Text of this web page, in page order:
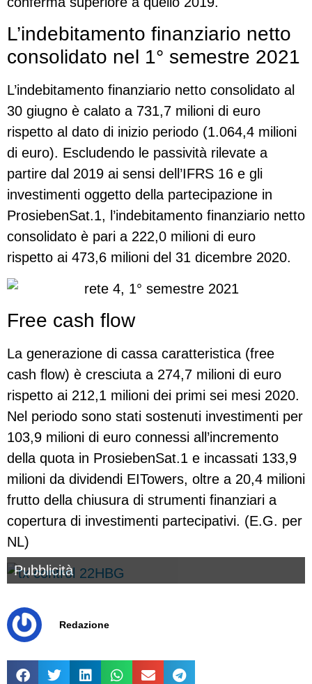
L’indebitamento finanziario netto
consolidato nel 1° semestre 2021
L’indebitamento finanziario netto consolidato al
30 giugno è calato a 731,7 milioni di euro
rispetto al dato di inizio periodo (1.064,4 milioni
di euro). Escludendo le passività rilevate a
partire dal 2019 ai sensi dell’IFRS 16 e gli
investimenti oggetto della partecipazione in
ProsiebenSat.1, l’indebitamento finanziario netto
consolidato è pari a 222,0 milioni di euro
rispetto ai 473,6 milioni del 31 dicembre 2020.
Free cash flow
La generazione di cassa caratteristica (free
cash flow) è cresciuta a 274,7 milioni di euro
rispetto ai 212,1 milioni dei primi sei mesi 2020.
Nel periodo sono stati sostenuti investimenti per
103,9 milioni di euro connessi all’incremento
della quota in ProsiebenSat.1 e incassati 133,9
milioni da dividendi EITowers, oltre a 20,4 milioni
frutto della chiusura di strumenti finanziari a
copertura di investimenti partecipativi. (E.G. per
NL)
Pubblicità
Redazione